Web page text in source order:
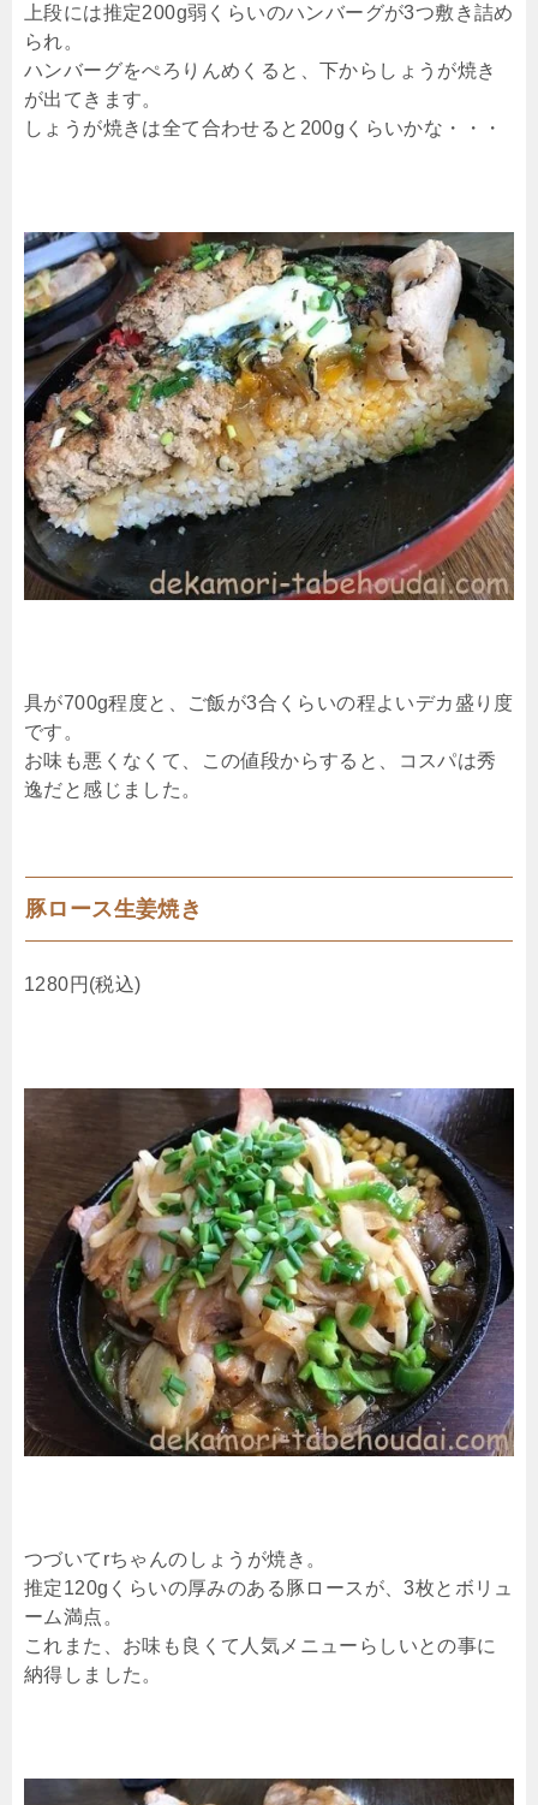
上段には推定200g弱くらいのハンバーグが3つ敷き詰め
られ。
ハンバーグをぺろりんめくると、下からしょうが焼き
が出てきます。
しょうが焼きは全て合わせると200gくらいかな・・・
具が700g程度と、ご飯が3合くらいの程よいデカ盛り度
です。
お味も悪くなくて、この値段からすると、コスパは秀
逸だと感じました。
豚ロース生姜焼き
1280円(税込)
つづいてrちゃんのしょうが焼き。
推定120gくらいの厚みのある豚ロースが、3枚とボリュ
ーム満点。
これまた、お味も良くて人気メニューらしいとの事に
納得しました。